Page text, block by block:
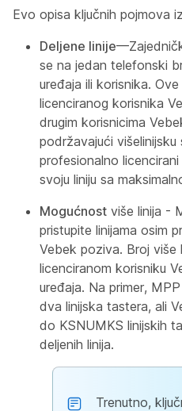
Evo opisa ključnih pojmova
Deljene linije
se na jedan telefonski
uređaja ili korisnika.
licenciranog korisnika
drugim korisnicima
podržavajući
profesionalno
svoju liniju sa
Mogućnost više linija -
pristupite linijama osim
Vebek poziva. Broj više
licenciranom korisniku
uređaja. Na primer,
dva linijska tastera, ali
do KSNUMKS linijskih
deljenih linija.
Trenutno,